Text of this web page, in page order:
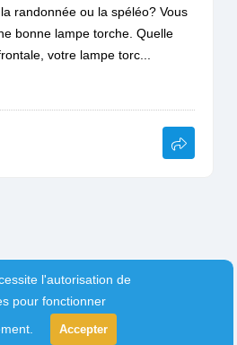
randonnée ou la spéléo? Vous
bonne lampe torche. Quelle
votre lampe torc...
l'autorisation de
pour fonctionner
Accepter